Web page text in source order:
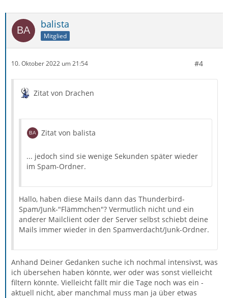
balista
Mitglied
10. Oktober 2022 um 21:54 #4
Zitat von Drachen
Zitat von balista
... jedoch sind sie wenige Sekunden später wieder
im Spam-Ordner.
Hallo, haben diese Mails dann das Thunderbird-
Spam/Junk-"Flämmchen"? Vermutlich nicht und ein
anderer Mailclient oder der Server selbst schiebt deine
Mails immer wieder in den Spamverdacht/Junk-Ordner.
Anhand Deiner Gedanken suche ich nochmal intensivst, was
ich übersehen haben könnte, wer oder was sonst vielleicht
filtern könnte. Vielleicht fällt mir die Tage noch was ein -
aktuell nicht, aber manchmal muss man ja über etwas